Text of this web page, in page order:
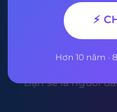
Đăng
Bạn sẽ là người
⚡
Hơn 10 năm ·